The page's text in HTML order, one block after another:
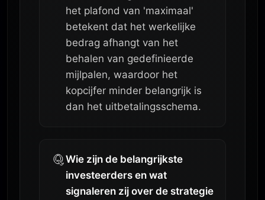
het plafond van 'maximaal'
betekent dat het werkelijke
bedrag afhangt van het
behalen van gedefinieerde
mijlpalen, waardoor het
kopcijfer minder belangrijk is
dan het uitbetalingsschema.
Wie zijn de belangrijkste
investeerders en wat
signaleren zij over de strategie